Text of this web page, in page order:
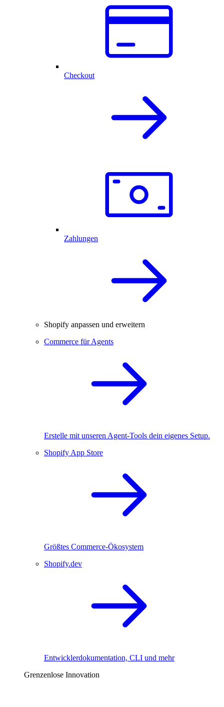
Checkout
Zahlungen
Shopify anpassen und erweitern
Commerce für Agents
Erstelle mit unseren Agent-Tools dein eigenes Setup.
Shopify App Store
Größtes Commerce-Ökosystem
Shopify.dev
Entwicklerdokumentation, CLI und mehr
Grenzenlose Innovation